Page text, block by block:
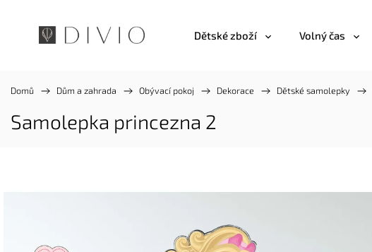
Dětské zboží Volný čas
Domů / Dům a zahrada / Obývací pokoj / Dekorace / Dětské samolepky /
Samolepka princezna 2